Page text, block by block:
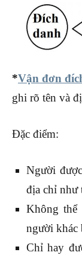
*Vận đơn
ghi rõ tên và
Đặc điểm:
Người
địa chỉ như
Không thể
người khác
Chỉ hay